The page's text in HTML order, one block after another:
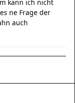
kann ich nicht
ne Frage der
auch